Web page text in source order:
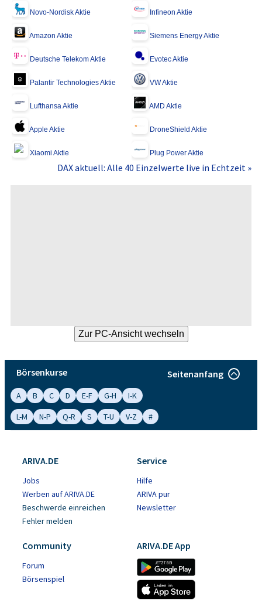
Novo-Nordisk Aktie Infineon Aktie
Amazon Aktie Siemens Energy Aktie
Deutsche Telekom Aktie Evotec Aktie
Palantir Technologies Aktie VW Aktie
Lufthansa Aktie AMD Aktie
Apple Aktie DroneShield Aktie
Xiaomi Aktie Plug Power Aktie
DAX aktuell: Alle 40 Einzelwerte live in Echtzeit »
Börsenkurse Seitenanfang
A B C D E-F G-H
I-K
L-M
N-P Q-R S T-U V-Z #
ARIVA.DE
Jobs
Werben auf ARIVA.DE
Beschwerde einreichen
Fehler melden
Service
Hilfe
ARIVA pur
Newsletter
Community
Forum
Börsenspiel
ARIVA.DE App